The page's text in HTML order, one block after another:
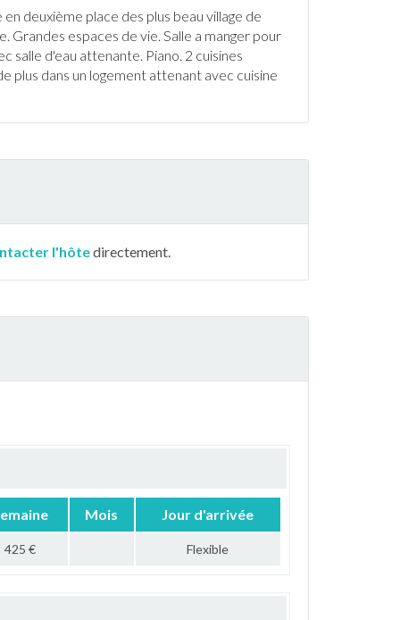
en deuxième place des plus beau village de
Grandes espaces de vie. Salle a manger pour
salle d'eau attenante. Piano. 2 cuisines
plus dans un logement attenant avec cuisine
l'hôtedirectement.
Mois Jour d'arrivée
425 € Flexible